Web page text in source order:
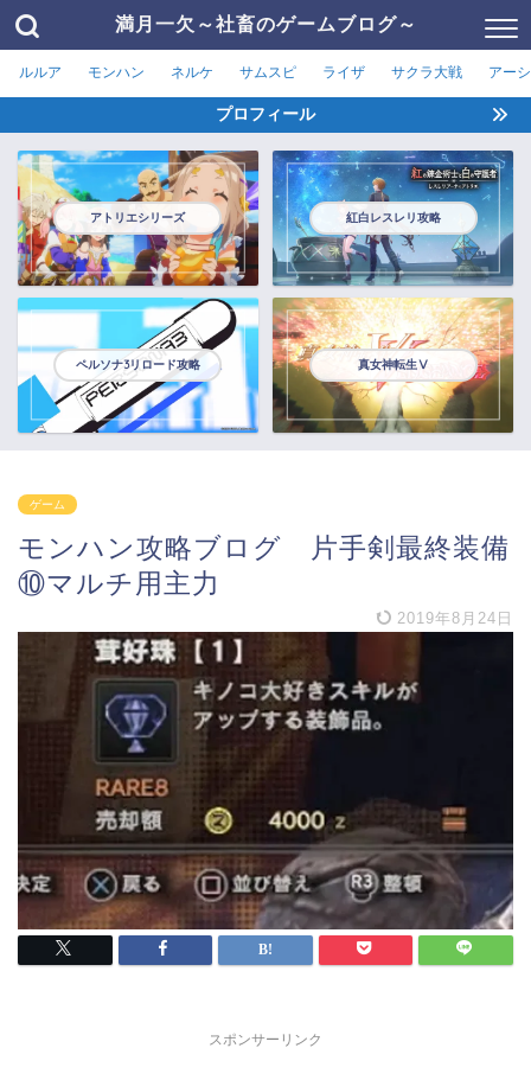
満月一欠～社畜のゲームブログ～
ルルア モンハン ネルケ サムスピ ライザ サクラ大戦 アー
プロフィール
アトリエシリーズ 紅白レスレリ攻略
ペルソナ3リロード攻略 真女神転生Ⅴ
ゲーム
モンハン攻略ブログ 片手剣最終装備
⑩マルチ用主力
2019年8月24日
スポンサーリンク